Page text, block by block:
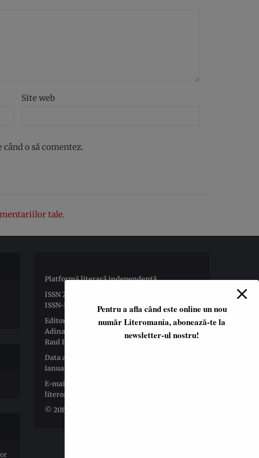
Site web
o să comentez.
tale.
Platformă literară independentă
ISSN 2668-7402
ISSN-L 2668-7402
Editori coordonatori:
Adina Dinițoiu
Raul Popescu
Data apariţiei primului număr:
ianuarie 2017
E-mail:
literomania2017@gmail.com
© 2017-2026 Literomania
Pentru a afla când este online un nou
număr Literomania, abonează-te la
newsletter-ul nostru!